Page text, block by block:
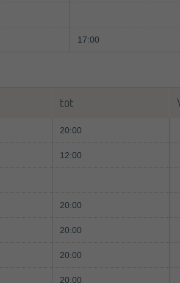
17:00
tot
20:00
12:00
20:00
20:00
20:00
20:00